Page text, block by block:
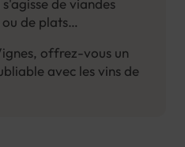
il y en a pour tous
de viandes
de plats
offrez-vous un
avec les vins de